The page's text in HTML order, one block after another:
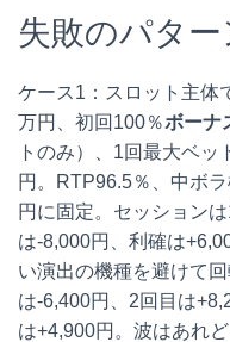
失敗のパター
ケース1：スロット主体
万円、初回100％ボーナ
トのみ）、1回最大ベ
円。RTP96.5％、中ボ
円に固定。セッション
は-8,000円、利確は
い演出の機種を避けて
は-6,400円、2回目は
は+4,900円。波はあれ